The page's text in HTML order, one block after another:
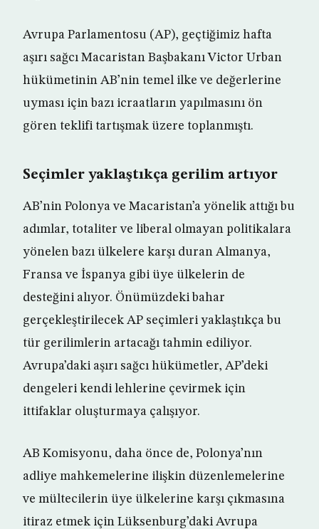
Avrupa Parlamentosu (AP), geçtiğimiz hafta
aşırı sağcı Macaristan Başbakanı Victor Urban
hükümetinin AB’nin temel ilke ve değerlerine
uyması için bazı icraatların yapılmasını ön
gören teklifi tartışmak üzere toplanmıştı.
Seçimler yaklaştıkça gerilim artıyor
AB’nin Polonya ve Macaristan’a yönelik attığı bu
adımlar, totaliter ve liberal olmayan politikalara
yönelen bazı ülkelere karşı duran Almanya,
Fransa ve İspanya gibi üye ülkelerin de
desteğini alıyor. Önümüzdeki bahar
gerçekleştirilecek AP seçimleri yaklaştıkça bu
tür gerilimlerin artacağı tahmin ediliyor.
Avrupa’daki aşırı sağcı hükümetler, AP’deki
dengeleri kendi lehlerine çevirmek için
ittifaklar oluşturmaya çalışıyor.
AB Komisyonu, daha önce de, Polonya’nın
adliye mahkemelerine ilişkin düzenlemelerine
ve mültecilerin üye ülkelerine karşı çıkmasına
itiraz etmek için Lüksenburg’daki Avrupa